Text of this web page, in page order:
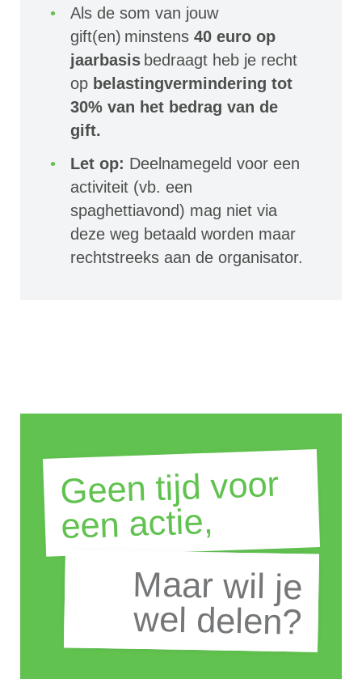
Als de som van jouw
gift(en) minstens40 euro op
jaarbasis bedraagt heb je recht
op belastingvermindering tot
30% van het bedrag van de
gift.
Let op: Deelnamegeld voor een
activiteit (vb. een
spaghettiavond) mag niet via
deze weg betaald worden maar
rechtstreeks aan de organisator.
Geen tijd voor
een actie,
Maar wil je
wel delen?
Maar wil je
wel delen?